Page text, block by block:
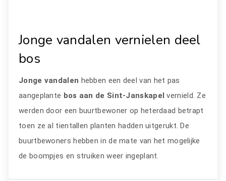
Jonge vandalen vernielen deel
bos
Jonge vandalen hebben een deel van het pas
aangeplante bos aan de Sint-Janskapelvernield. Ze
werden door een buurtbewoner op heterdaad betrapt
toen ze al tientallen planten hadden uitgerukt. De
buurtbewoners hebben in de mate van het mogelijke
de boompjes en struiken weer ingeplant.